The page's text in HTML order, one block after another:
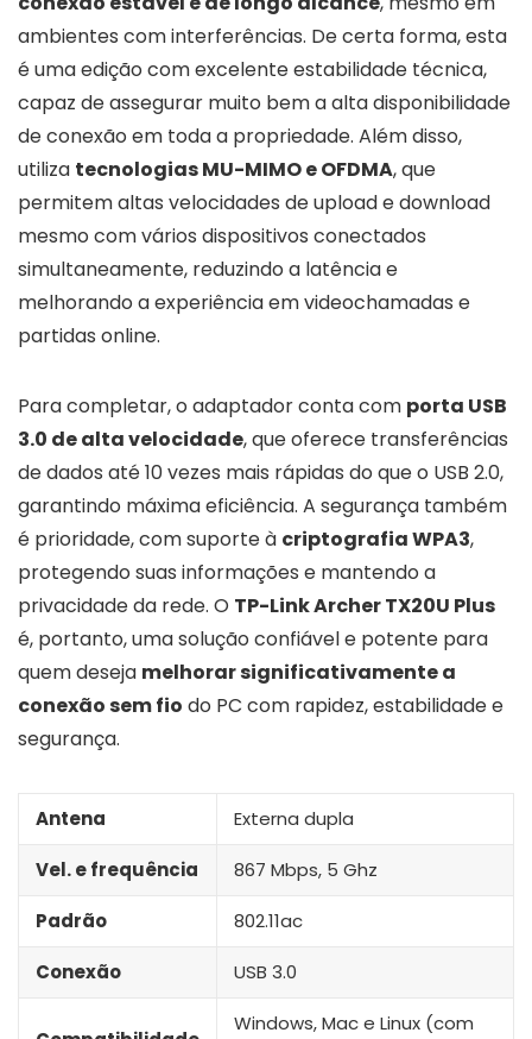
ambientes com interferências. De certa forma, esta
é uma edição com excelente estabilidade técnica,
capaz de assegurar muito bem a alta disponibilidade
de conexão em toda a propriedade. Além disso,
utiliza tecnologias MU-MIMO e OFDMA, que
permitem altas velocidades de upload e download
mesmo com vários dispositivos conectados
simultaneamente, reduzindo a latência e
melhorando a experiência em videochamadas e
partidas online.
Para completar, o adaptador conta com porta USB
3.0 de alta velocidade, que oferece transferências
de dados até 10 vezes mais rápidas do que o USB 2.0,
garantindo máxima eficiência. A segurança também
é prioridade, com suporte à criptografia WPA3,
protegendo suas informações e mantendo a
privacidade da rede. O TP-Link Archer TX20U Plus
é, portanto, uma solução confiável e potente para
quem deseja melhorar significativamente a
conexão sem fio do PC com rapidez, estabilidade e
segurança.
Antena Externa dupla
Vel. e frequência 867 Mbps, 5 Ghz
Padrão 802.11ac
Conexão USB 3.0
Windows, Mac e Linux (com